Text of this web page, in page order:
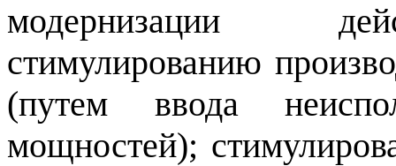
модернизации
стимулированию
(путем ввода
мощностей);